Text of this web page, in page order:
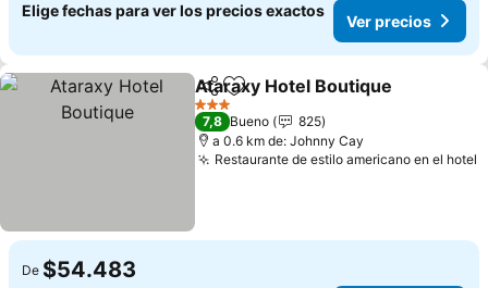
Elige fechas para ver los precios exactos
Ver precios
CompartirAgregar a favoritos
Ataraxy Hotel Boutique
3 Estrellas
7,8 Bueno
825
a 0.6 km de: Johnny Cay
Restaurante de estilo americano en el hotel
De $54.483